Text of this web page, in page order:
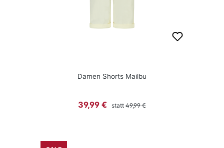
Damen Shorts Mailbu
Verkaufspreis:
39,99 € statt Regulärer Preis:
49,99 €